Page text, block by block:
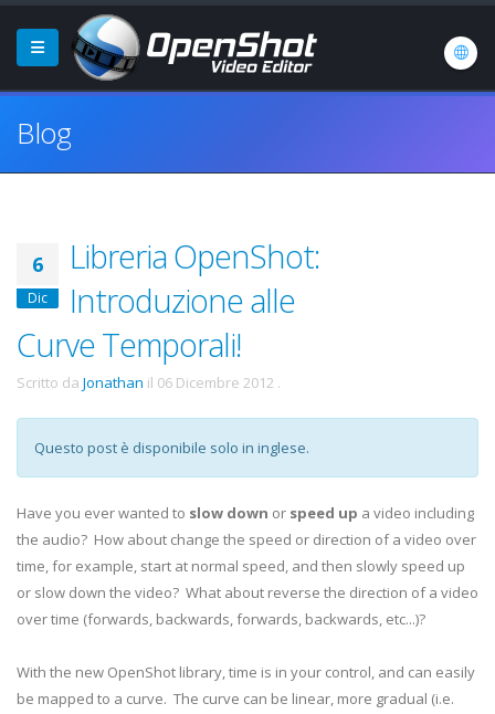
Blog
6
Dic
Libreria OpenShot:
Introduzione alle
Curve Temporali!
Scritto da Jonathan il 06 Dicembre 2012 .
Questo post è disponibile solo in inglese.
Have you ever wanted to slow down or speed up a video including
the audio? How about change the speed or direction of a video over
time, for example, start at normal speed, and then slowly speed up
or slow down the video? What about reverse the direction of a video
over time (forwards, backwards, forwards, backwards, etc...)?
With the new OpenShot library, time is in your control, and can easily
be mapped to a curve. The curve can be linear, more gradual (i.e.